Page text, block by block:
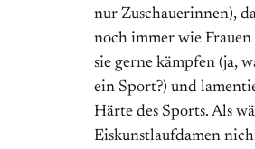
nur Zuschauerinnen),
noch immer wie Frauen
sie gerne kämpfen (ja,
ein Sport?) und
Härte des Sports. Als
Eiskunstlaufdamen